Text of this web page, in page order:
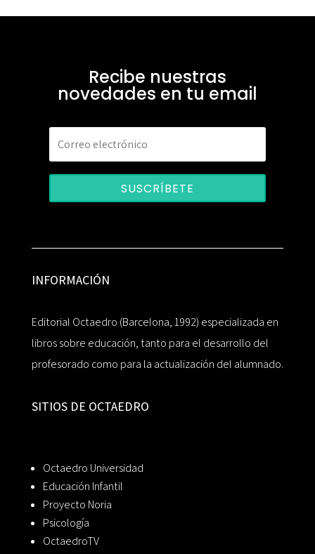
Recibe nuestras
novedades en tu email
SUSCRÍBETE
INFORMACIÓN
Editorial Octaedro (Barcelona, 1992) especializada en
libros sobre educación, tanto para el desarrollo del
profesorado como para la actualización del alumnado.
SITIOS DE OCTAEDRO
Octaedro Universidad
Educación Infantil
Proyecto Noria
Psicología
OctaedroTV